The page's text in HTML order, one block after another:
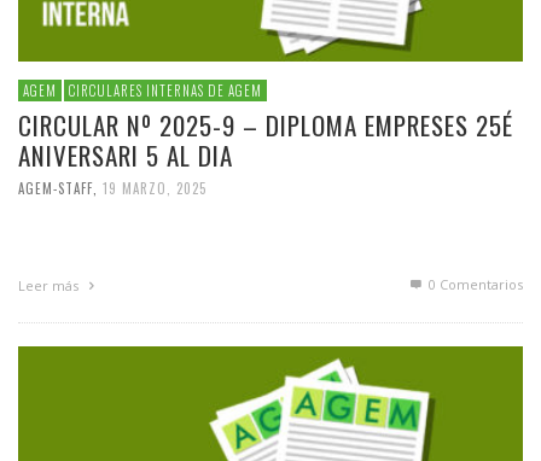
AGEM CIRCULARES INTERNAS DE AGEM
CIRCULAR Nº 2025-9 – DIPLOMA EMPRESES 25É
ANIVERSARI 5 AL DIA
AGEM-STAFF 19 MARZO, 2025
Leer más 0 Comentarios